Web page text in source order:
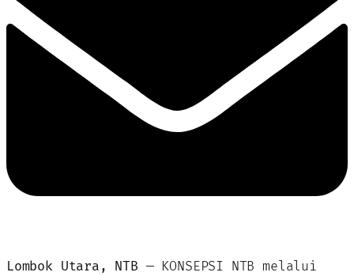
Lombok Utara, NTB — KONSEPSI NTB melalui